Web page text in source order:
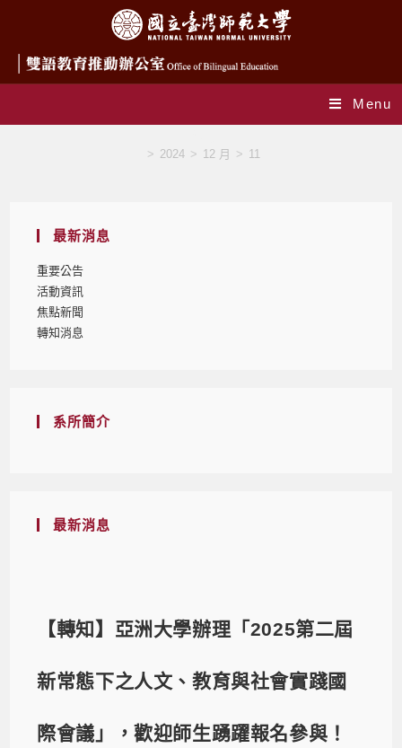
Menu
> 2024 > 12 月 > 11
最新消息
重要公告
活動資訊
焦點新聞
轉知消息
系所簡介
最新消息
【轉知】亞洲大學辦理「2025第二屆
新常態下之人文、教育與社會實踐國
際會議」，歡迎師生踴躍報名參與！